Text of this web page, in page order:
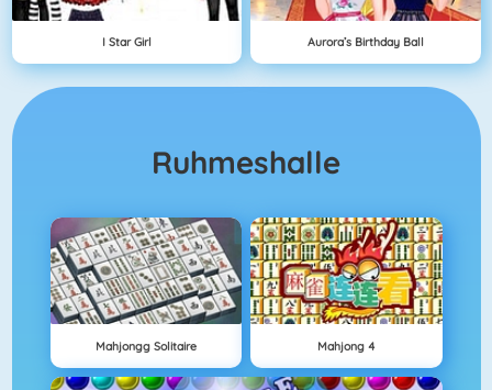
I Star Girl Aurora’s Birthday Ball
Ruhmeshalle
Mahjongg Solitaire Mahjong 4